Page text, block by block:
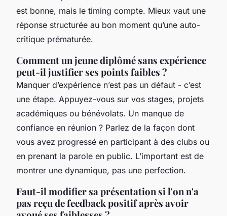
est bonne, mais le timing compte. Mieux vaut une
réponse structurée au bon moment qu’une auto-
critique prématurée.
Comment un jeune diplômé sans expérience
peut-il justifier ses points faibles ?
Manquer d’expérience n’est pas un défaut - c’est
une étape. Appuyez-vous sur vos stages, projets
académiques ou bénévolats. Un manque de
confiance en réunion ? Parlez de la façon dont
vous avez progressé en participant à des clubs ou
en prenant la parole en public. L’important est de
montrer une dynamique, pas une perfection.
Faut-il modifier sa présentation si l'on n'a
pas reçu de feedback positif après avoir